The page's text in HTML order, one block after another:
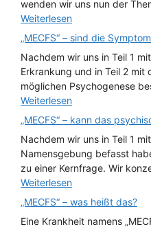
wenden wir uns nun der
Weiterlesen
„MECFS“ – sind die
Nachdem wir uns in Teil 1
Erkrankung und in Teil 2 mit
möglichen Psychogenese
Weiterlesen
„MECFS“ – kann das
Nachdem wir uns in Teil 1
Namensgebung befasst
zu einer Kernfrage. Wir
Weiterlesen
„MECFS“ – was heißt das?
Eine Krankheit namens